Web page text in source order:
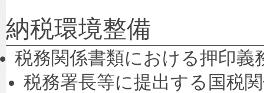
納税環境整備
税務関係書類における押印義
税務署長等に提出する国税